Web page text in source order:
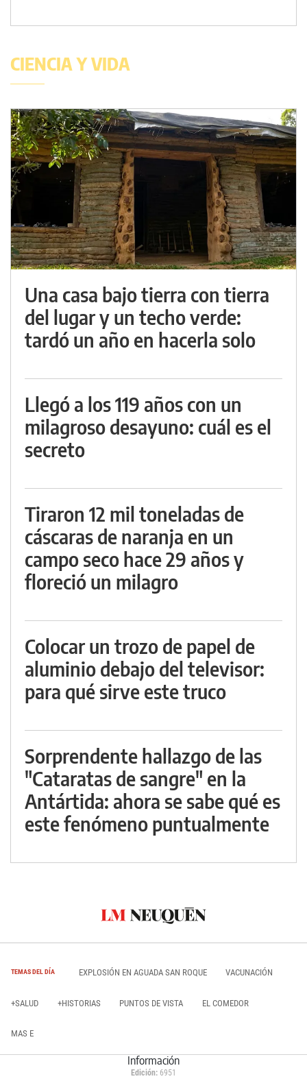
CIENCIA Y VIDA
Una casa bajo tierra con tierra
del lugar y un techo verde:
tardó un año en hacerla solo
Llegó a los 119 años con un
milagroso desayuno: cuál es el
secreto
Tiraron 12 mil toneladas de
cáscaras de naranja en un
campo seco hace 29 años y
floreció un milagro
Colocar un trozo de papel de
aluminio debajo del televisor:
para qué sirve este truco
Sorprendente hallazgo de las
"Cataratas de sangre" en la
Antártida: ahora se sabe qué es
este fenómeno puntualmente
TEMAS DEL DÍA EXPLOSIÓN EN AGUADA SAN ROQUE VACUNACIÓN
+SALUD +HISTORIAS PUNTOS DE VISTA EL COMEDOR
MAS E
Información
Edición: 6951